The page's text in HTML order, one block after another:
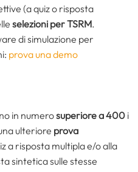
(a quiz o risposta
selezioni per TSRM.
di simulazione per
prova una demo
in numerosuperiore a 400 i
ulteriore prova
a risposta multipla e/o alla
sintetica sulle stesse